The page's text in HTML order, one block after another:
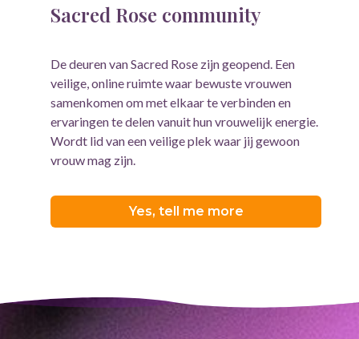
Sacred Rose community
De deuren van Sacred Rose zijn geopend. Een
veilige, online ruimte waar bewuste vrouwen
samenkomen om met elkaar te verbinden en
ervaringen te delen vanuit hun vrouwelijk energie.
Wordt lid van een veilige plek waar jij gewoon
vrouw mag zijn.
Yes, tell me more